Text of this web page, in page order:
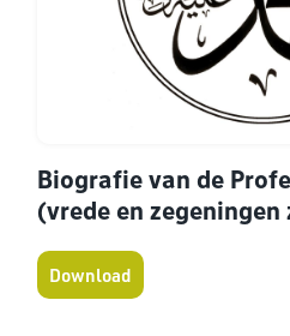
Biografie van de
(vrede en
Download